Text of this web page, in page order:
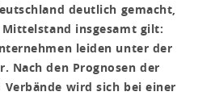
deutlich gemacht,
insgesamt gilt:
leiden unter der
Nach den Prognosen der
Verbände wird sich bei einer